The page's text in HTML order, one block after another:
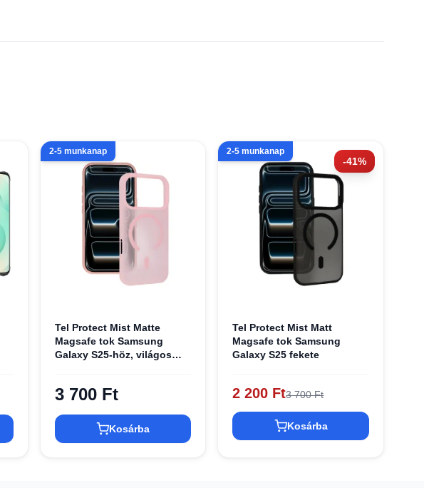
2-5 munkanap
Tel Protect Mist Matte
Magsafe tok Samsung
Galaxy S25-höz, világos
3 700 Ft
Kosárba
-41%
2-5 munkanap
Tel Protect Mist Matt
Magsafe tok Samsung
Galaxy S25 fekete
2 200 Ft3 700 Ft
Kosárba